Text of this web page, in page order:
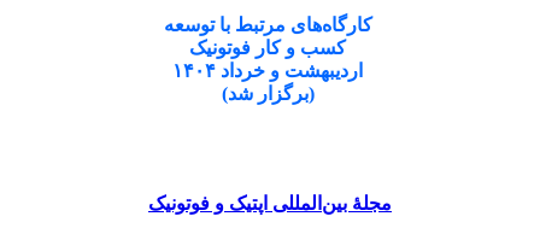
کارگاه‌های مرتبط با توسعه
کسب و کار فوتونیک
اردیبهشت و خرداد ۱۴۰۴
(برگزار شد)
مجلۀ بین‌المللی اپتیک و فوتونیک